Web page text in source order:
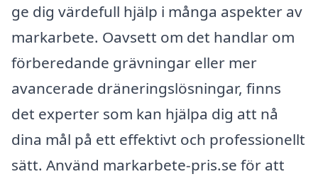
ge dig värdefull hjälp i många aspekter av
markarbete. Oavsett om det handlar om
förberedande grävningar eller mer
avancerade dräneringslösningar, finns
det experter som kan hjälpa dig att nå
dina mål på ett effektivt och professionellt
sätt. Använd markarbete-pris.se för att